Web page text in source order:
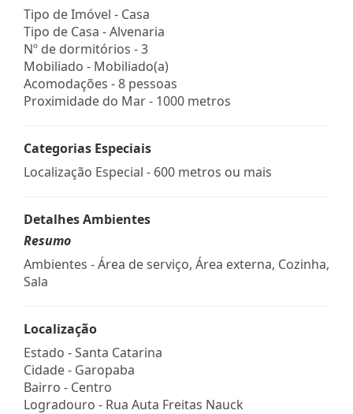
Tipo de Imóvel - Casa
Tipo de Casa - Alvenaria
Nº de dormitórios - 3
Mobiliado - Mobiliado(a)
Acomodações - 8 pessoas
Proximidade do Mar - 1000 metros
Categorias Especiais
Localização Especial - 600 metros ou mais
Detalhes Ambientes
Resumo
Ambientes - Área de serviço, Área externa, Cozinha,
Sala
Localização
Estado -Santa Catarina
Cidade - Garopaba
Bairro - Centro
Logradouro - Rua Auta Freitas Nauck